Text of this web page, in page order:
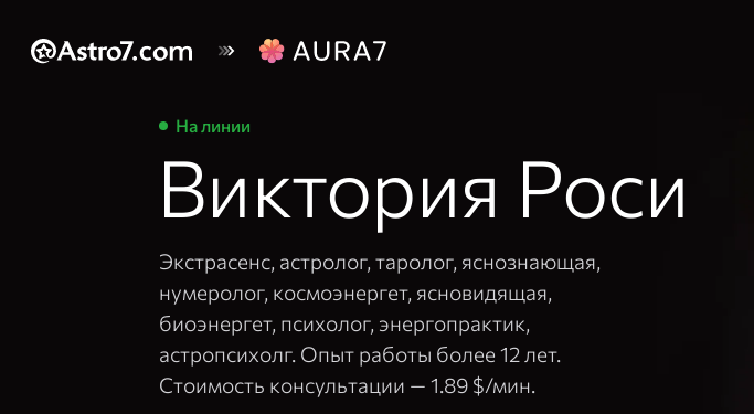
На линии
Виктория Роси
Экстрасенс, астролог, таролог, яснознающая,
нумеролог, космоэнергет, ясновидящая,
биоэнергет, психолог, энергопрактик,
астропсихолг. Опыт работы более 12 лет.
Стоимость консультации — 1.89 $/мин.